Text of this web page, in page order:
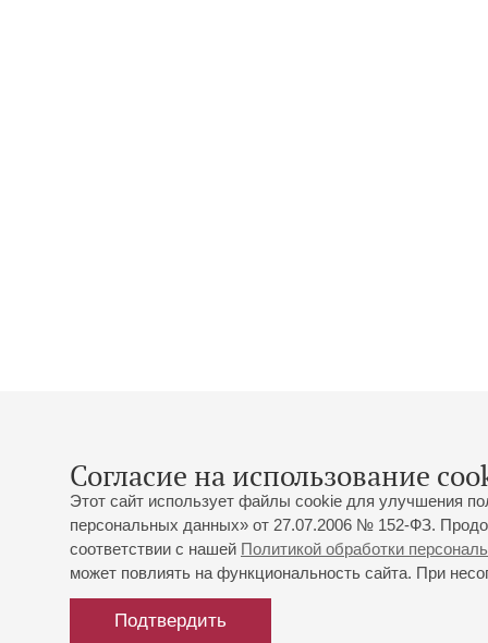
Согласие на использование
Этот сайт использует файлы cookie для улучшения
персональных данных» от 27.07.2006 № 152-ФЗ.
соответствии с нашей Политикой обработки
может повлиять на функциональность сайта. При
Подтвердить